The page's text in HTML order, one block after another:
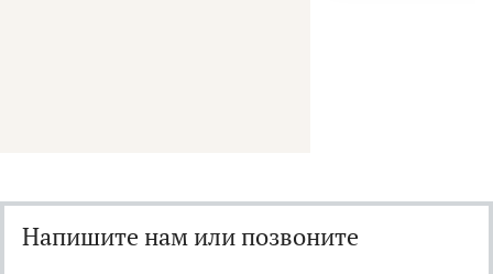
Напишите нам или позвоните